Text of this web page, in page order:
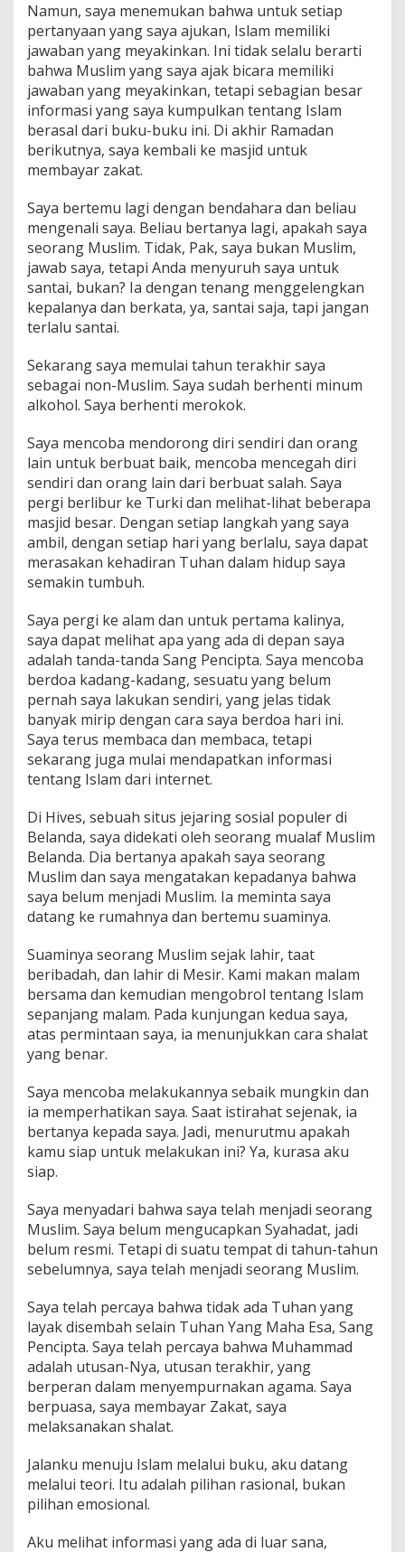
Namun, saya menemukan bahwa untuk setiap
pertanyaan yang saya ajukan, Islam memiliki
jawaban yang meyakinkan. Ini tidak selalu berarti
bahwa Muslim yang saya ajak bicara memiliki
jawaban yang meyakinkan, tetapi sebagian besar
informasi yang saya kumpulkan tentang Islam
berasal dari buku-buku ini. Di akhir Ramadan
berikutnya, saya kembali ke masjid untuk
membayar zakat.
Saya bertemu lagi dengan bendahara dan beliau
mengenali saya. Beliau bertanya lagi, apakah saya
seorang Muslim. Tidak, Pak, saya bukan Muslim,
jawab saya, tetapi Anda menyuruh saya untuk
santai, bukan? Ia dengan tenang menggelengkan
kepalanya dan berkata, ya, santai saja, tapi jangan
terlalu santai.
Sekarang saya memulai tahun terakhir saya
sebagai non-Muslim. Saya sudah berhenti minum
alkohol. Saya berhenti merokok.
Saya mencoba mendorong diri sendiri dan orang
lain untuk berbuat baik, mencoba mencegah diri
sendiri dan orang lain dari berbuat salah. Saya
pergi berlibur ke Turki dan melihat-lihat beberapa
masjid besar. Dengan setiap langkah yang saya
ambil, dengan setiap hari yang berlalu, saya dapat
merasakan kehadiran Tuhan dalam hidup saya
semakin tumbuh.
Saya pergi ke alam dan untuk pertama kalinya,
saya dapat melihat apa yang ada di depan saya
adalah tanda-tanda Sang Pencipta. Saya mencoba
berdoa kadang-kadang, sesuatu yang belum
pernah saya lakukan sendiri, yang jelas tidak
banyak mirip dengan cara saya berdoa hari ini.
Saya terus membaca dan membaca, tetapi
sekarang juga mulai mendapatkan informasi
tentang Islam dari internet.
Di Hives, sebuah situs jejaring sosial populer di
Belanda, saya didekati oleh seorang mualaf Muslim
Belanda. Dia bertanya apakah saya seorang
Muslim dan saya mengatakan kepadanya bahwa
saya belum menjadi Muslim. Ia meminta saya
datang ke rumahnya dan bertemu suaminya.
Suaminya seorang Muslim sejak lahir, taat
beribadah, dan lahir di Mesir. Kami makan malam
bersama dan kemudian mengobrol tentang Islam
sepanjang malam. Pada kunjungan kedua saya,
atas permintaan saya, ia menunjukkan cara shalat
yang benar.
Saya mencoba melakukannya sebaik mungkin dan
ia memperhatikan saya. Saat istirahat sejenak, ia
bertanya kepada saya. Jadi, menurutmu apakah
kamu siap untuk melakukan ini? Ya, kurasa aku
siap.
Saya menyadari bahwa saya telah menjadi seorang
Muslim. Saya belum mengucapkan Syahadat, jadi
belum resmi. Tetapi di suatu tempat di tahun-tahun
sebelumnya, saya telah menjadi seorang Muslim.
Saya telah percaya bahwa tidak ada Tuhan yang
layak disembah selain Tuhan Yang Maha Esa, Sang
Pencipta. Saya telah percaya bahwa Muhammad
adalah utusan-Nya, utusan terakhir, yang
berperan dalam menyempurnakan agama. Saya
berpuasa, saya membayar Zakat, saya
melaksanakan shalat.
Jalanku menuju Islam melalui buku, aku datang
melalui teori. Itu adalah pilihan rasional, bukan
pilihan emosional.
Aku melihat informasi yang ada di luar sana,